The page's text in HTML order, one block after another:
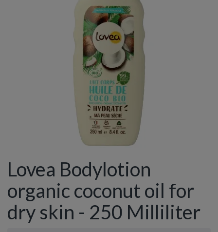
Lovea Bodylotion
organic coconut oil for
dry skin - 250 Milliliter